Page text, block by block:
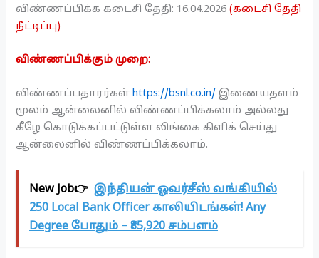
விண்ணப்பிக்க கடைசி தேதி: 16.04.2026 (கடைசி தேதி
நீட்டிப்பு)
விண்ணப்பிக்கும் முறை:
விண்ணப்பதாரர்கள்https://bsnl.co.in/ இணையதளம்
மூலம் ஆன்லைனில் விண்ணப்பிக்கலாம் அல்லது
கீழே கொடுக்கப்பட்டுள்ள லிங்கை கிளிக் செய்து
ஆன்லைனில் விண்ணப்பிக்கலாம்.
New Job👉 இந்தியன் ஓவர்சீஸ் வங்கியில்
250 Local Bank Officer காலியிடங்கள்! Any
Degree போதும் – ₹85,920 சம்பளம்